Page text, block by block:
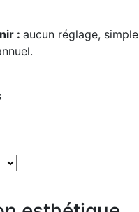
: aucun réglage, simple